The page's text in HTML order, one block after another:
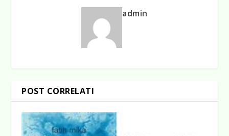
admin
POST CORRELATI